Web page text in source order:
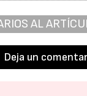
AL
Deja un